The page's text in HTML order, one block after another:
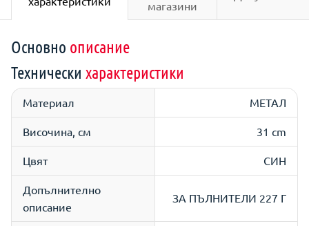
магазини
Основно описание
Технически характеристики
Материал МЕТАЛ
Височина, см 31 cm
Цвят СИН
Допълнително
описание
ЗА ПЪЛНИТЕЛИ 227 Г